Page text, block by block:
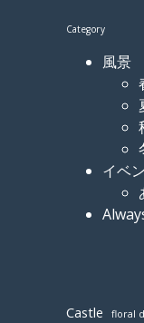
Category
風景
イベ
Castle floral